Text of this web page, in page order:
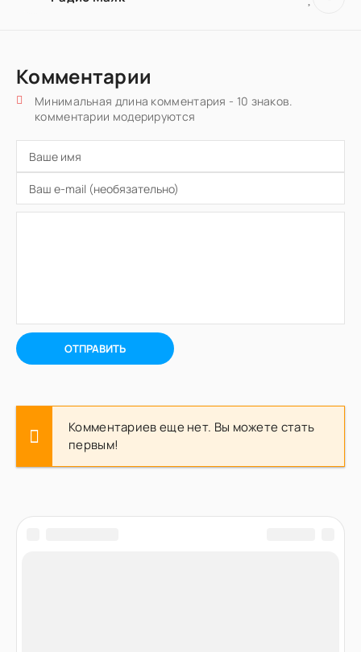
Комментарии
Минимальная длина комментария - 10 знаков.
комментарии модерируются
ОТПРАВИТЬ
Комментариев еще нет. Вы можете стать
первым!